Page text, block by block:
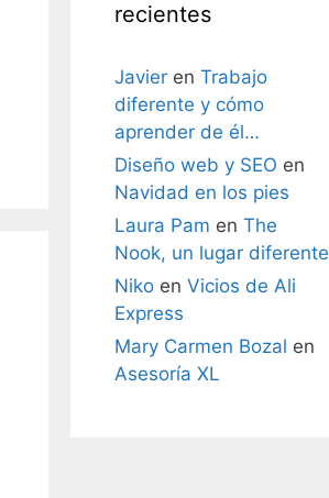
recientes
Javier en Trabajo
diferente y cómo
aprender de él…
Diseño web y SEO en
Navidad en los pies
Laura Pam en The
Nook, un lugar diferente
Niko en Vicios de Ali
Express
Mary Carmen Bozal en
Asesoría XL